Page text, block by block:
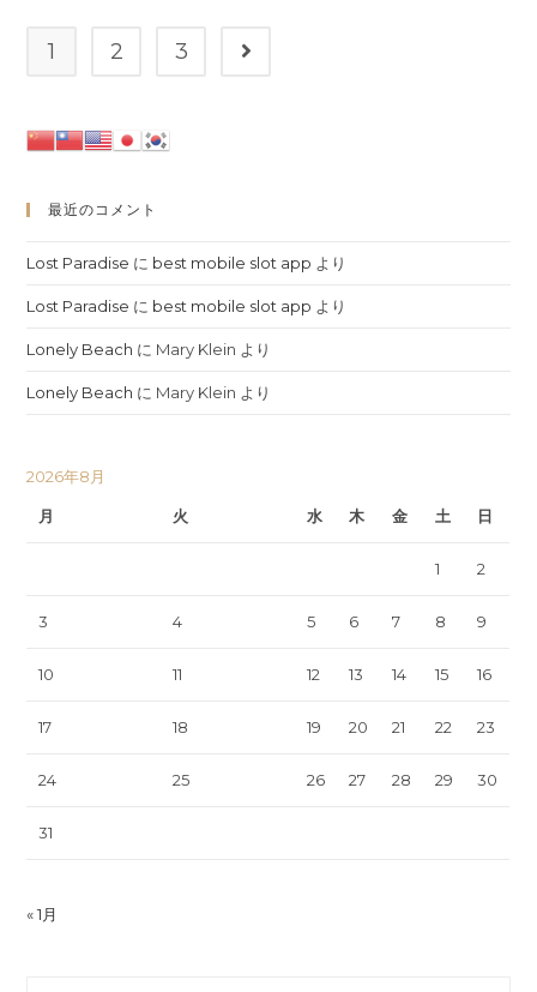
1 2 3 次のページへ
最近のコメント
Lost Paradise に best mobile slot app より
Lost Paradise に best mobile slot app より
Lonely Beach に Mary Klein より
Lonely Beach に Mary Klein より
2026年8月
月 火 水 木 金 土 日
1 2
3 4 5 6 7 8 9
10 11 12 13 14 15 16
17 18 19 20 21 22 23
24 25 26 27 28 29 30
31
« 1月